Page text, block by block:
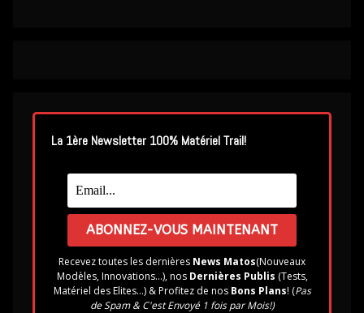
La 1ère Newsletter 100% Matériel Trail!
Recevez toutes les dernières News Matos(Nouveaux
Modèles, Innovations...), nosDernières Publis (Tests,
Matériel des Elites...) & Profitez de nosBons Plans! (Pas
de Spam & C'est Envoyé 1 fois par Mois!)